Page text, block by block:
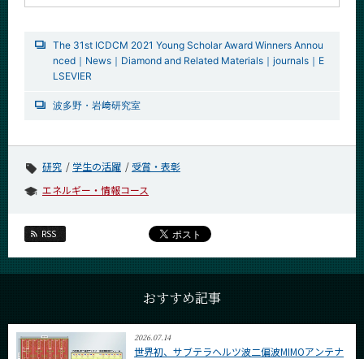
The 31st ICDCM 2021 Young Scholar Award Winners Annou
nced｜News｜Diamond and Related Materials｜journals｜E
LSEVIER
波多野・岩﨑研究室
研究 学生の活躍
受賞・表彰
エネルギー・情報コース
RSS
おすすめ記事
2026.07.14
世界初、サブテラヘルツ波二偏波MIMOアンテナ